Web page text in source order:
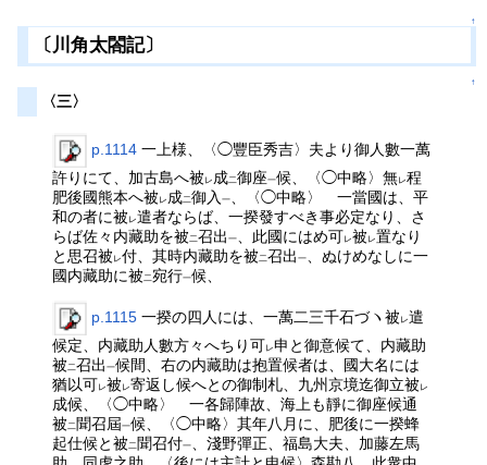
↑
〔川角太閤記〕
↑
〈三〉
p.1114 一上様、〈◯豐臣秀吉〉夫より御人數一萬
許りにて、加古島へ被 レ 成二御座一候、〈◯中略〉無レ程
肥後國熊本へ被 レ 成二御入一
、〈◯中略〉 一當國は、平
和の者に被 レ遣者ならば、一揆發すべき事必定なり、さ
らば佐々内藏助を被二召出一 、此國にはめ可レ被 レ置なり
と思召被 レ付、其時内藏助を被二召出一
、ぬけめなしに一
國内藏助に被二宛行一候、
p.1115 一揆の四人には、一萬二三千石づヽ被 レ遣
候定、内藏助人數方々へちり可レ申と御意候て、内藏助
被二召出一候間、右の内藏助は抱置候者は、國大名には
猶以可レ被 レ寄返し候へとの御制札、九州京境迄御立被 レ
成候、〈◯中略〉 一各歸陣故、海上も靜に御座候通
被二聞召屆一候、〈◯中略〉其年八月に、肥後に一揆蜂
起仕候と被二聞召付一、淺野彈正、福島大夫、加藤左馬